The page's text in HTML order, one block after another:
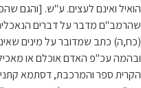
הואיל ואינם לעצים. ע"ש. [והגם
שהרמב"ם מדבר על דברים
(כח,ה) כתב שמדובר על מינים
ובהמה עכ"פ האדם אוכלם או
הקרית ספר והמרכבת, דסתמא